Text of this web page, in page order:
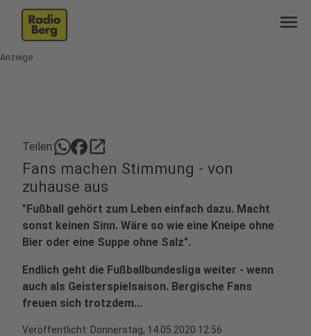
menu
Anzeige
Teilen: open_in_new
Fans machen Stimmung - von
zuhause aus
"Fußball gehört zum Leben einfach dazu. Macht
sonst keinen Sinn. Wäre so wie eine Kneipe ohne
Bier oder eine Suppe ohne Salz".
Endlich geht die Fußballbundesliga weiter - wenn
auch als Geisterspielsaison. Bergische Fans
freuen sich trotzdem...
Veröffentlicht: Donnerstag, 14.05.2020 12:56